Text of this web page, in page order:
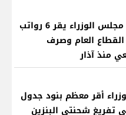
معلومات للـLBCI: مجلس الوزراء يقر 6 رواتب
العام وصرف
منذ آذار
أقر معظم بنود جدول
تفريغ شحنتي البنزين